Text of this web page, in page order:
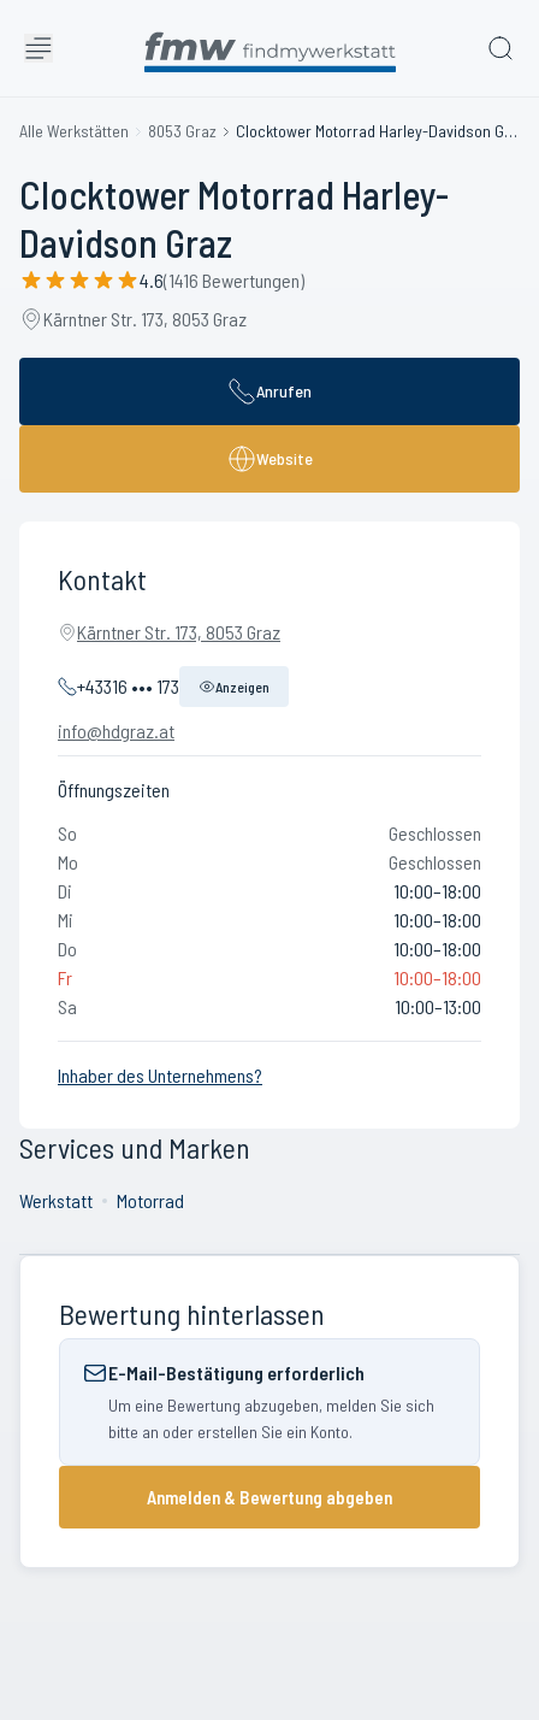
Alle Werkstätten 8053 Graz Clocktower Motorrad Harley-Davidson Graz
Clocktower Motorrad Harley-
Davidson Graz
4.6(1416 Bewertungen)
Kärntner Str. 173, 8053 Graz
Anrufen
Website
Kontakt
Kärntner Str. 173, 8053 Graz
+43316 ••• 173 Anzeigen
info@hdgraz.at
Öffnungszeiten
So
Geschlossen
Mo
Geschlossen
Di
10:00–18:00
Mi
10:00–18:00
Do
10:00–18:00
Fr
10:00–18:00
Sa
10:00–13:00
Inhaber des Unternehmens?
Services und Marken
Werkstatt Motorrad
Bewertung hinterlassen
E-Mail-Bestätigung erforderlich
Um eine Bewertung abzugeben, melden Sie sich
bitte an oder erstellen Sie ein Konto.
Anmelden & Bewertung abgeben